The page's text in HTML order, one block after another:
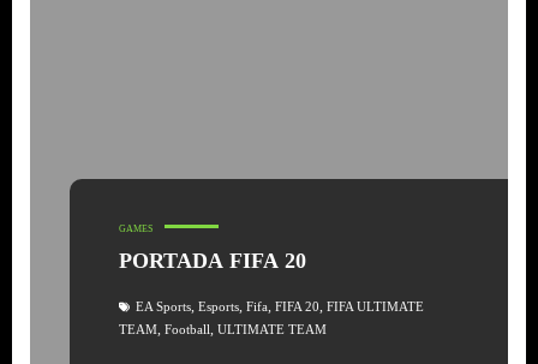
GAMES
PORTADA FIFA 20
EA Sports, Esports, Fifa, FIFA 20, FIFA ULTIMATE
TEAM, Football, ULTIMATE TEAM